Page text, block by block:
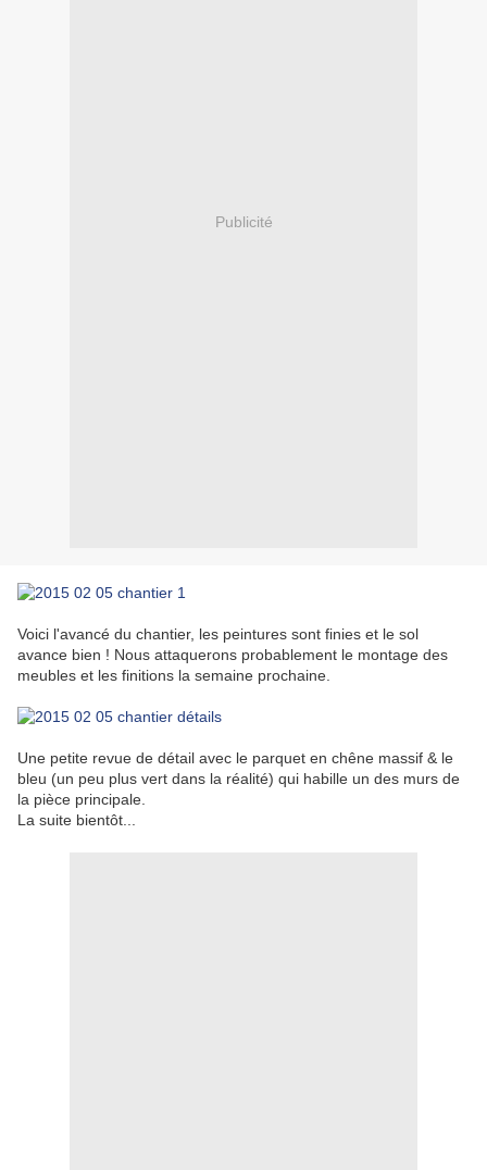
Publicité
Voici l'avancé du chantier, les peintures sont finies et le sol
avance bien ! Nous attaquerons probablement le montage des
meubles et les finitions la semaine prochaine.
Une petite revue de détail avec le parquet en chêne massif & le
bleu (un peu plus vert dans la réalité) qui habille un des murs de
la pièce principale.
La suite bientôt...